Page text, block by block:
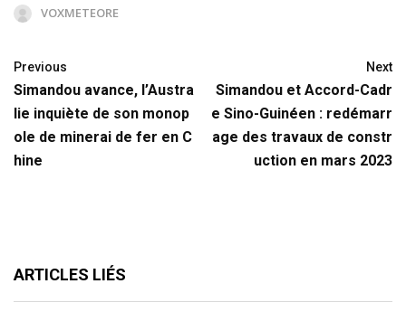
VOXMETEORE
Previous
Simandou avance, l’Austra
lie inquiète de son monop
ole de minerai de fer en C
hine
Next
Simandou et Accord-Cadr
e Sino-Guinéen : redémarr
age des travaux de constr
uction en mars 2023
ARTICLES LIÉS